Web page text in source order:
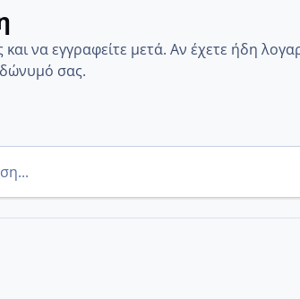
να εγγραφείτε μετά. Αν έχετε ήδη
σας.